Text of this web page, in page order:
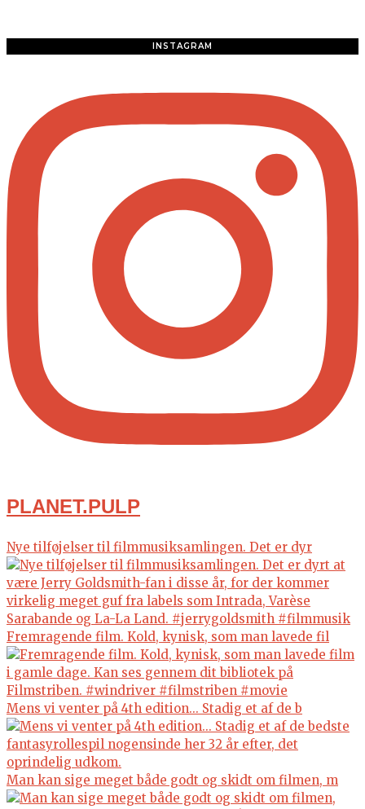
INSTAGRAM
PLANET.PULP
Nye tilføjelser til filmmusiksamlingen. Det er dyr
Fremragende film. Kold, kynisk, som man lavede fil
Mens vi venter på 4th edition... Stadig et af de b
Man kan sige meget både godt og skidt om filmen, m